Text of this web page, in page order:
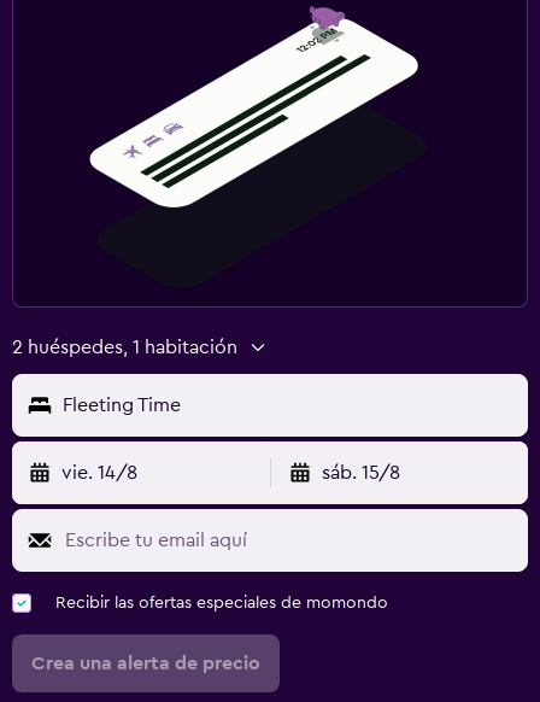
2 huéspedes, 1 habitación
Fleeting Time
vie. 14/8 sáb. 15/8
Recibir las ofertas especiales de momondo
Crea una alerta de precio